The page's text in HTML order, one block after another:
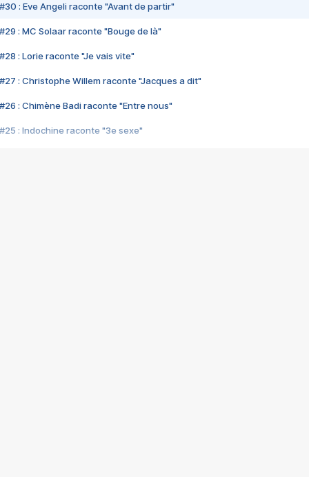
#30 : Eve Angeli raconte "Avant de partir"
#29 : MC Solaar raconte "Bouge de là"
#28 : Lorie raconte "Je vais vite"
#27 : Christophe Willem raconte "Jacques a dit"
#26 : Chimène Badi raconte "Entre nous"
#25 : Indochine raconte "3e sexe"